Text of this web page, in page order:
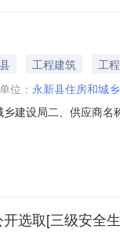
工程建筑
工程
位： 永新县住房和城
建设局二、供应商
务要求或标的基本概
选取[三级安全